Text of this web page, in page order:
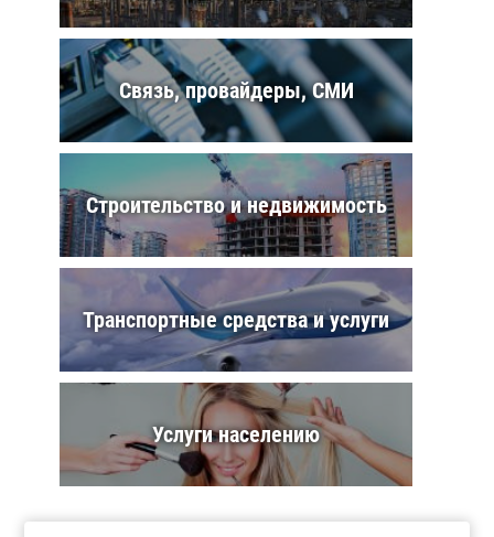
Связь, провайдеры, СМИ
Строительство и недвижимость
Транспортные средства и услуги
Услуги населению